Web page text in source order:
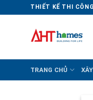
THIẾT KẾ THI
TRANG CHỦ